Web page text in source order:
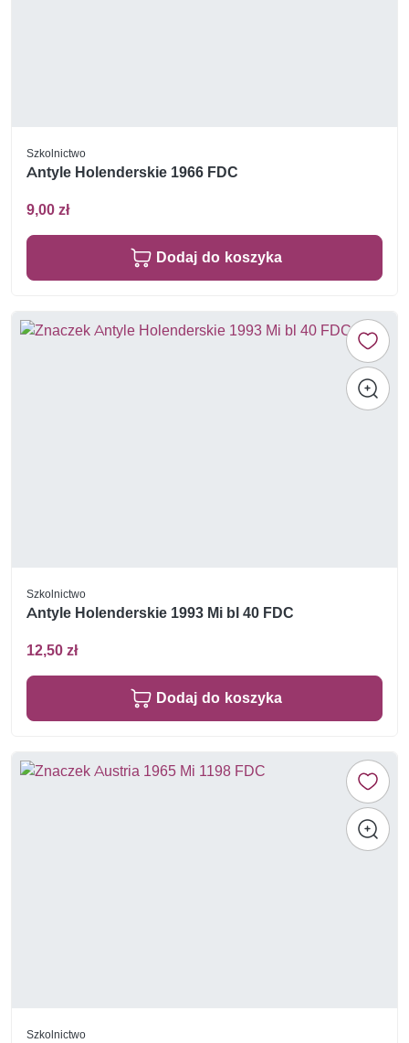
Szkolnictwo
Antyle Holenderskie 1966 FDC
9,00 zł
Dodaj do koszyka
Szkolnictwo
Antyle Holenderskie 1993 Mi bl 40 FDC
12,50 zł
Dodaj do koszyka
Szkolnictwo